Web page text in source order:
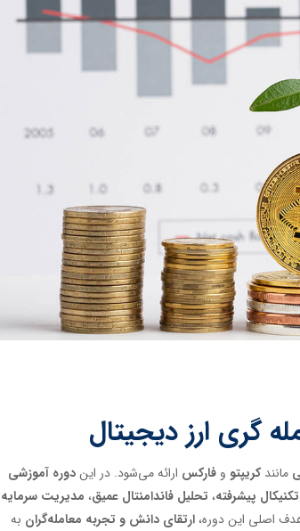
گری ارز دیجیتال
مانندکریپتو و فارکس ارائه می‌شود. در ایندوره آموزشی
پیشرفته، تحلیل فاندامنتال عمیق، مدیریت سرمایه
اصلی این دوره، ارتقای دانش و تجربه معامله‌گران به